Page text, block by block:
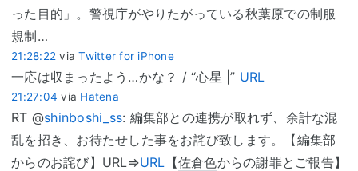
った目的」。警視庁がやりたがっている秋葉原での制服
規制…
21:28:22 viaTwitter for iPhone
一応は収まったよう…かな？ / “心星 |” URL
21:27:04 via Hatena
RT @shinboshi_ss: 編集部との連携が取れず、余計な混
乱を招き、お待たせした事をお詫び致します。【編集部
からのお詫び】URL⇒URL 【佐倉色からの謝罪とご報告】